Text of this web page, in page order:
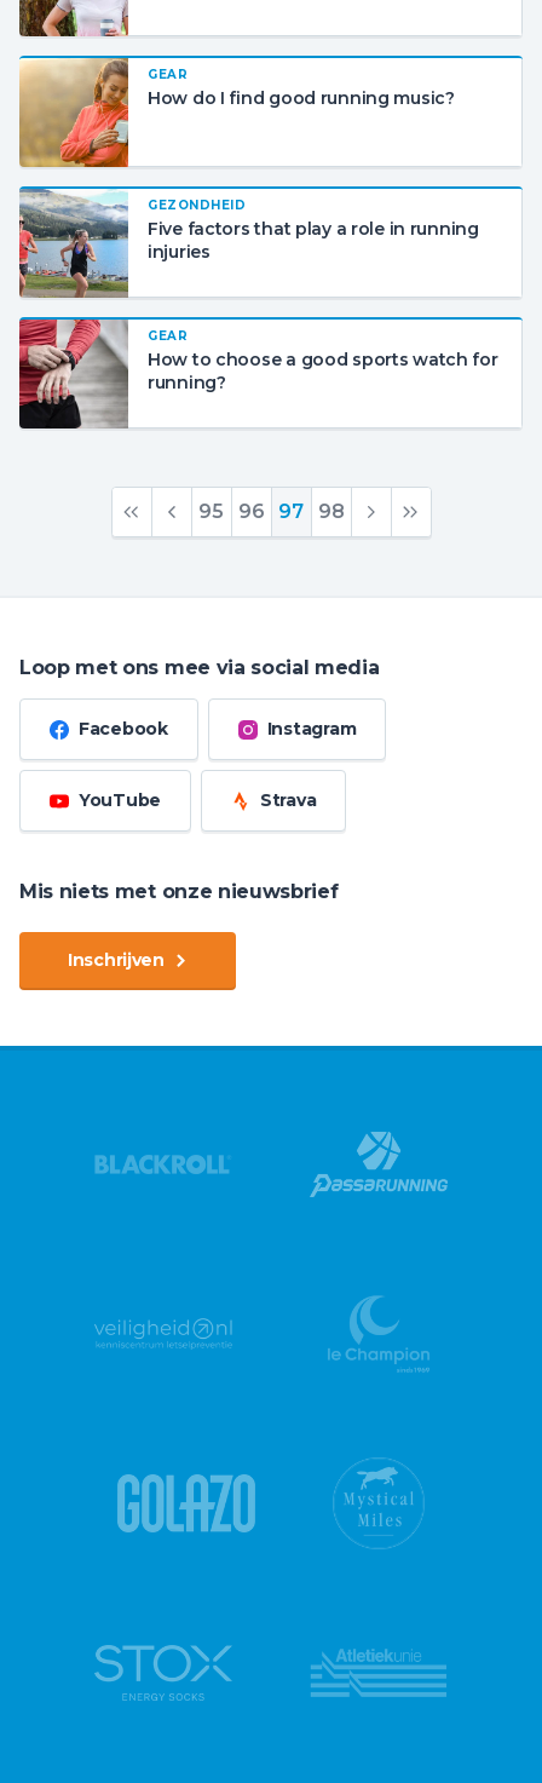
GEAR
How do I find good running music?
GEZONDHEID
Five factors that play a role in running
injuries
GEAR
How to choose a good sports watch for
running?
95 96 97 98
Loop met ons mee via social media
Facebook Instagram
YouTube Strava
Mis niets met onze nieuwsbrief
Inschrijven